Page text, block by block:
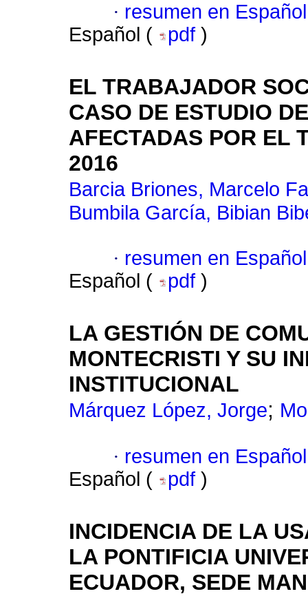
· resumen en Español
Español (
pdf )
EL TRABAJADOR
CASO DE ESTUDIO
AFECTADAS POR EL
2016
Barcia Briones, Marcelo
Bumbila García, Bibian
· resumen en Español
Español (
pdf )
LA GESTIÓN DE
MONTECRISTI Y SU
INSTITUCIONAL
Márquez López, Jorge;
· resumen en Español
Español (
pdf )
INCIDENCIA DE LA
LA PONTIFICIA
ECUADOR, SEDE